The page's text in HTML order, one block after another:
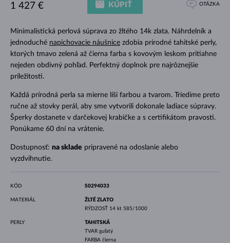
Minimalistická perlová súprava zo žltého 14k zlata. Náhrdelník a
jednoduché napichovacie náušnicezdobia prírodné tahitské perly,
ktorých tmavo zelená až čierna farba s kovovým leskom pritiahne
nejeden obdivný pohľad. Perfektný doplnok pre najrôznejšie
príležitosti.
Každá prírodná perla sa mierne líši farbou a tvarom. Triedime preto
ručne až stovky perál, aby sme vytvorili dokonale ladiace súpravy.
Šperky dostanete v darčekovej krabičke a s certifikátom pravosti.
Ponúkame 60 dní na vrátenie.
Dostupnosť: na sklade pripravené na odoslanie alebo
vyzdvihnutie.
1 427 € KÚPIŤ OTÁZKA
KÓD S0294033
MATERIÁL
ŽLTÉ ZLATO
RÝDZOSŤ 14 kt 585/1000
PERLY
TAHITSKÁ
TVAR guľatý
FARBA čierna